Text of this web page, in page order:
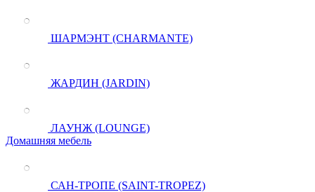
ШАРМЭНТ (CHARMANTE)
ЖАРДИН (JARDIN)
ЛАУНЖ (LOUNGE)
Домашняя мебель
САН-ТРОПЕ (SAINT-TROPEZ)